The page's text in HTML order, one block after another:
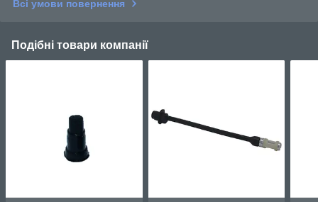
Всі умови повернення
Подібні товари компанії